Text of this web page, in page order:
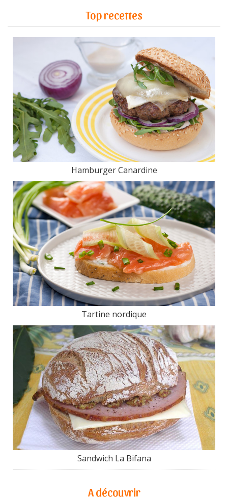
Top recettes
Hamburger Canardine
Tartine nordique
Sandwich La Bifana
A découvrir